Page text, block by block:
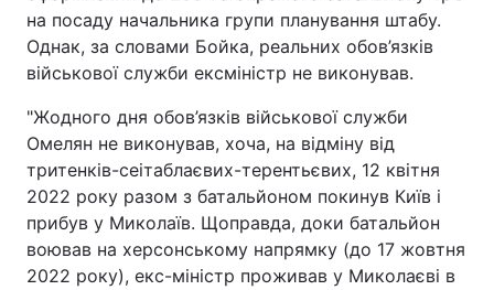
на посаду начальника групи планування штабу.
Однак, за словами Бойка, реальних обов’язків
військової служби ексміністр не виконував.
"Жодного дня обов’язків військової служби
Омелян не виконував, хоча, на відміну від
тритенків-сеітаблаєвих-терентьєвих, 12 квітня
2022 року разом з батальйоном покинув Київ і
прибув у Миколаїв. Щоправда, доки батальйон
воював на херсонському напрямку (до 17 жовтня
2022 року), екс-міністр проживав у Миколаєві в